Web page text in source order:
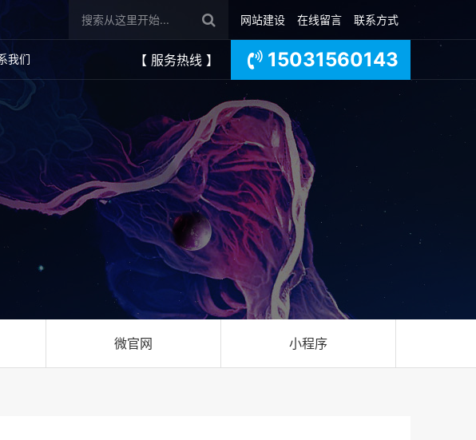
网站建设 在线留言 联系方式
我们 【 服务热线 】 15031560143
微官网 小程序